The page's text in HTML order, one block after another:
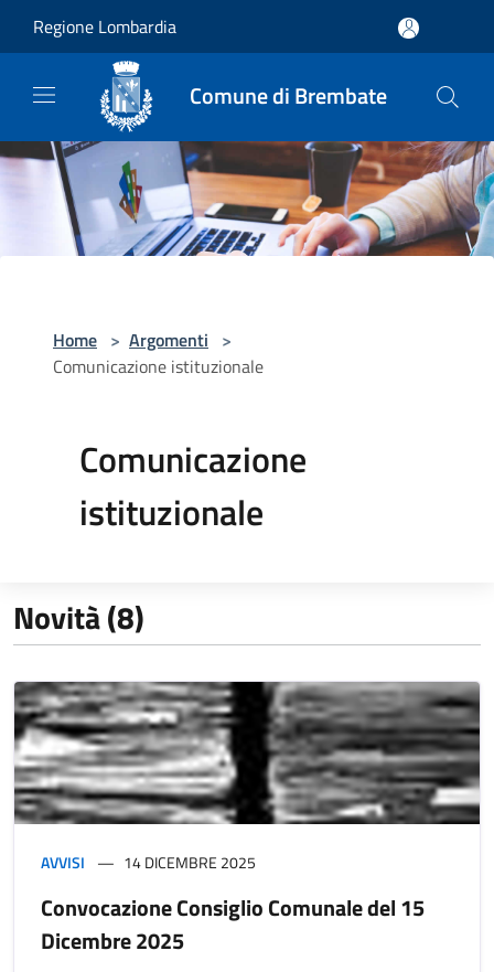
Regione Lombardia
Comune di Brembate
Home > Argomenti >
Comunicazione istituzionale
Comunicazione
istituzionale
Novità (8)
AVVISI 14 DICEMBRE 2025
Convocazione Consiglio Comunale del 15
Dicembre 2025